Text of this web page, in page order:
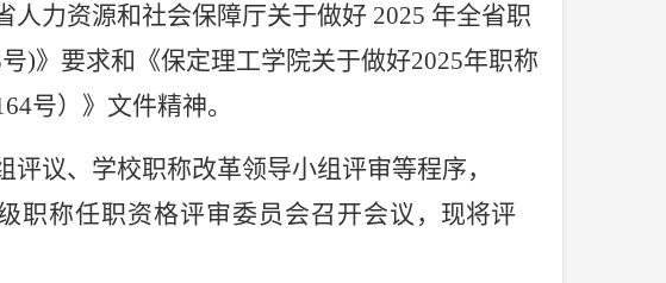
人力资源和社会保障厅关于做好 2025 年全省职
)》要求和《保定理工学院关于做好2025年职称
号）》文件精神。
评议、学校职称改革领导小组 评审等程序，
职称任职资格评审委员会召开会议 ，现将评